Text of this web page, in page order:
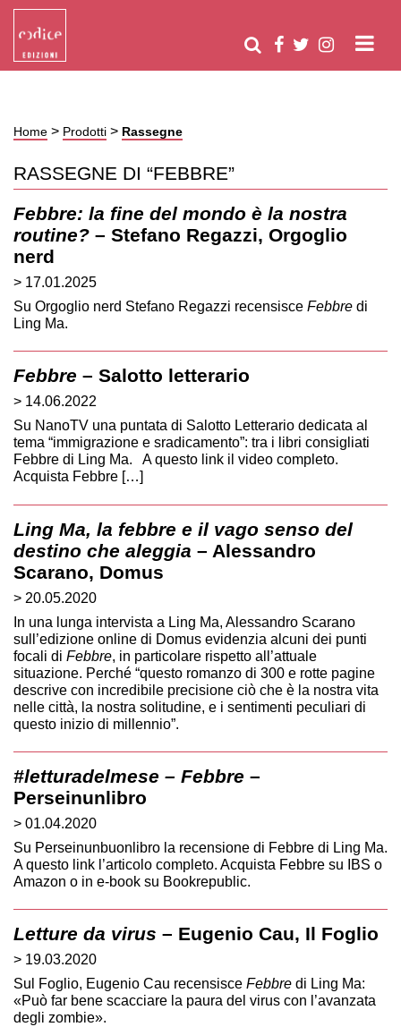
Home > Prodotti > Rassegne
RASSEGNE DI “FEBBRE”
Febbre: la fine del mondo è la nostra
routine? – Stefano Regazzi, Orgoglio
nerd
> 17.01.2025
Su Orgoglio nerd Stefano Regazzi recensisce Febbre di
Ling Ma.
Febbre – Salotto letterario
> 14.06.2022
Su NanoTV una puntata di Salotto Letterario dedicata al
tema “immigrazione e sradicamento”: tra i libri consigliati
Febbre di Ling Ma. A questo link il video completo.
Acquista Febbre […]
Ling Ma, la febbre e il vago senso del
destino che aleggia – Alessandro
Scarano, Domus
> 20.05.2020
In una lunga intervista a Ling Ma, Alessandro Scarano
sull’edizione online di Domus evidenzia alcuni dei punti
focali di Febbre, in particolare rispetto all’attuale
situazione. Perché “questo romanzo di 300 e rotte pagine
descrive con incredibile precisione ciò che è la nostra vita
nelle città, la nostra solitudine, e i sentimenti peculiari di
questo inizio di millennio”.
#letturadelmese – Febbre –
Perseinunlibro
> 01.04.2020
Su Perseinunbuonlibro la recensione di Febbre di Ling Ma.
A questo link l’articolo completo. Acquista Febbre su IBS o
Amazon o in e-book su Bookrepublic.
Letture da virus – Eugenio Cau, Il Foglio
> 19.03.2020
Sul Foglio, Eugenio Cau recensisce Febbre di Ling Ma:
«Può far bene scacciare la paura del virus con l’avanzata
degli zombie».